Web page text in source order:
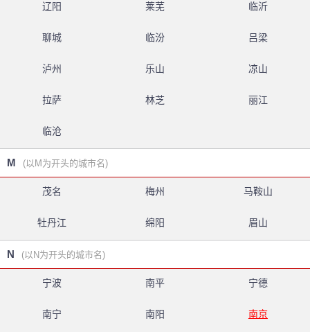
辽阳 莱芜 临沂
聊城 临汾 吕梁
泸州 乐山 凉山
拉萨 林芝 丽江
临沧
M (以M为开头的城市名)
茂名 梅州 马鞍山
牡丹江 绵阳 眉山
N (以N为开头的城市名)
宁波 南平 宁德
南宁 南阳 南京